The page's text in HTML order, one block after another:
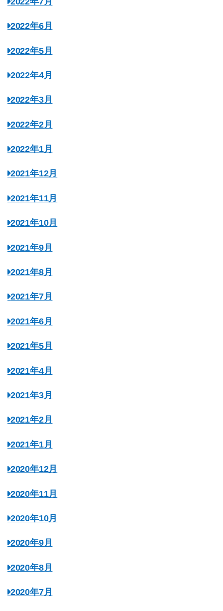
2022年6月
2022年5月
2022年4月
2022年3月
2022年2月
2022年1月
2021年12月
2021年11月
2021年10月
2021年9月
2021年8月
2021年7月
2021年6月
2021年5月
2021年4月
2021年3月
2021年2月
2021年1月
2020年12月
2020年11月
2020年10月
2020年9月
2020年8月
2020年7月